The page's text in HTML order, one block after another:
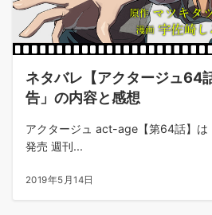
ネタバレ【アクタージュ64
告」の内容と感想
アクタージュ act-age【第64話】は
発売 週刊...
2019年5月14日